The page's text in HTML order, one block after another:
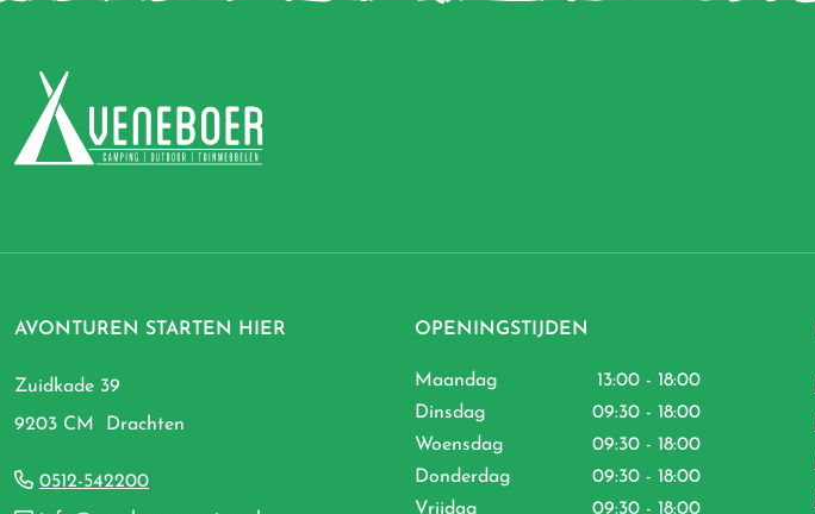
AVONTUREN STARTEN HIER
Zuidkade 39
9203 CM Drachten
0512-542200
OPENINGSTIJDEN
Maandag
13:00 - 18:00
Dinsdag
09:30 - 18:00
Woensdag
09:30 - 18:00
Donderdag
09:30 - 18:00
Vrijdag
09:30 - 18:00